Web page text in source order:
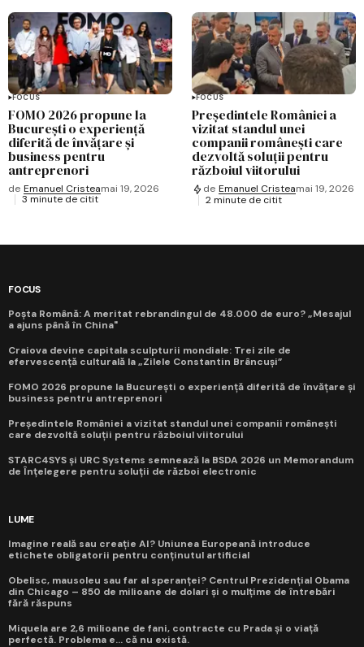
FOCUS
FOMO 2026 propune la
București o experiență
diferită de învățare și
business pentru
antreprenori
de Emanuel Cristeamai 19, 2026
3 minute de citit
FOCUS
Președintele României a
vizitat standul unei
companii românești care
dezvoltă soluții pentru
războiul viitorului
de Emanuel Cristeamai 19, 2026
2 minute de citit
FOCUS
Poșta Română: A meritat rebrandingul de 48.000 de euro? „Mesajul
a ajuns până în China"
Craiova devine capitala sculpturii mondiale: Trei zile de
efervescență culturală la „Zilele Constantin Brâncuși”
FOMO 2026 propune la București o experiență diferită de învățare și
business pentru antreprenori
Președintele României a vizitat standul unei companii românești
care dezvoltă soluții pentru războiul viitorului
STARC4SYS și URC Systems semnează la BSDA 2026 un Memorandum
de Înțelegere pentru soluții de război electronic
LUME
Imagine reală sau creație AI? Uniunea Europeană introduce
etichete obligatorii pentru conținutul artificial
Obelisc, mausoleu sau far al speranței? Centrul Prezidențial Obama
din Chicago – 850 de milioane de dolari și o mulțime de întrebări
fără răspuns
Miquela are 2,6 milioane de fani, contracte cu Prada și o viață
perfectă. Problema e... că nu există.